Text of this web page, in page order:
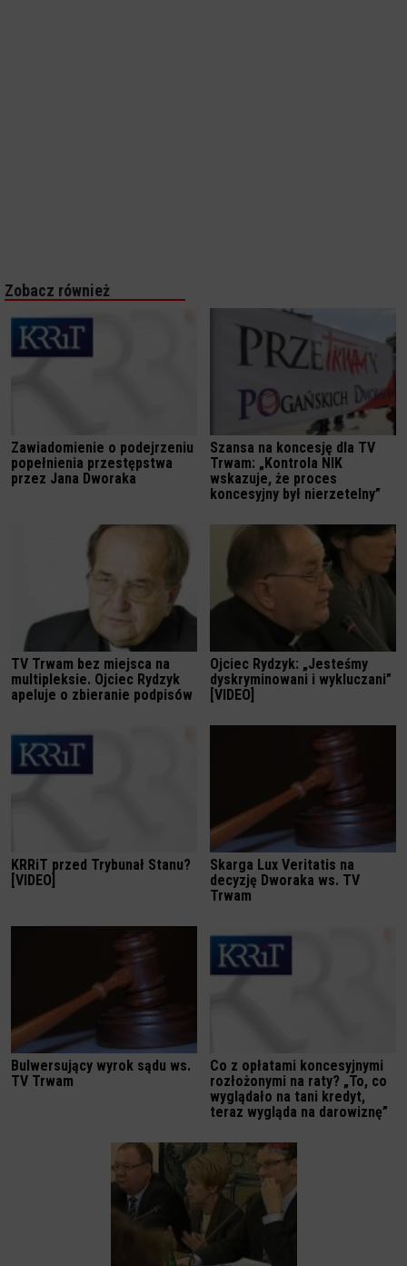
Zobacz również
Zawiadomienie o podejrzeniu
popełnienia przestępstwa
przez Jana Dworaka
Szansa na koncesję dla TV
Trwam: „Kontrola NIK
wskazuje, że proces
koncesyjny był nierzetelny”
TV Trwam bez miejsca na
multipleksie. Ojciec Rydzyk
apeluje o zbieranie podpisów
Ojciec Rydzyk: „Jesteśmy
dyskryminowani i wykluczani”
[VIDEO]
KRRiT przed Trybunał Stanu?
[VIDEO]
Skarga Lux Veritatis na
decyzję Dworaka ws. TV
Trwam
Bulwersujący wyrok sądu ws.
TV Trwam
Co z opłatami koncesyjnymi
rozłożonymi na raty? „To, co
wyglądało na tani kredyt,
teraz wygląda na darowiznę”